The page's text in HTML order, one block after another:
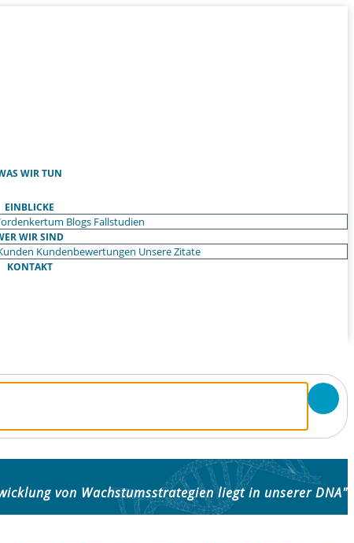
WIR TUN
EINBLICKE
Blogs Fallstudien
WIR SIND
Kundenbewertungen Unsere Zitate
KONTAKT
von Wachstumsstrategien liegt in unserer DNA"